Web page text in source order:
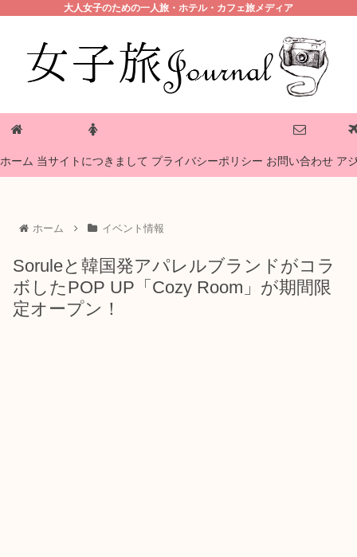
大人女子のための一人旅・ホテル・カフェ旅メディア
ホーム 当サイトにつきまして プライバシーポリシー お問い合わせ ア
ホーム イベント情報
Soruleと韓国発アパレルブランドがコラ
ボしたPOP UP「Cozy Room」が期間限
定オープン！